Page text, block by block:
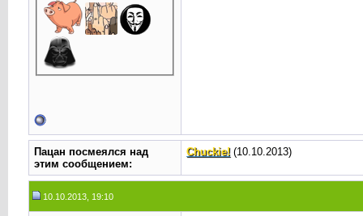
Пацан посмеялся над
этим сообщением:
Chuckie!(10.10.2013)
10.10.2013, 19:10